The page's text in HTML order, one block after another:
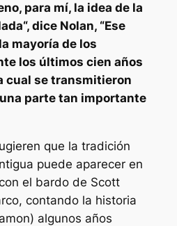
para mí, la idea de la
“, dice Nolan, “Ese
mayoría de los
los últimos cien años
cual se transmitieron
parte tan importante
que la tradición
puede aparecer en
el bardo de Scott
contando la historia
algunos años